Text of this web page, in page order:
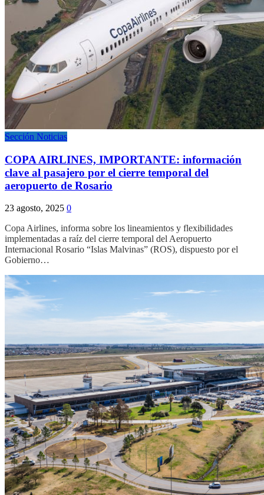
Sección Noticias
COPA AIRLINES, IMPORTANTE: información
clave al pasajero por el cierre temporal del
aeropuerto de Rosario
23 agosto, 2025 0
Copa Airlines, informa sobre los lineamientos y flexibilidades
implementadas a raíz del cierre temporal del Aeropuerto
Internacional Rosario “Islas Malvinas” (ROS), dispuesto por el
Gobierno…